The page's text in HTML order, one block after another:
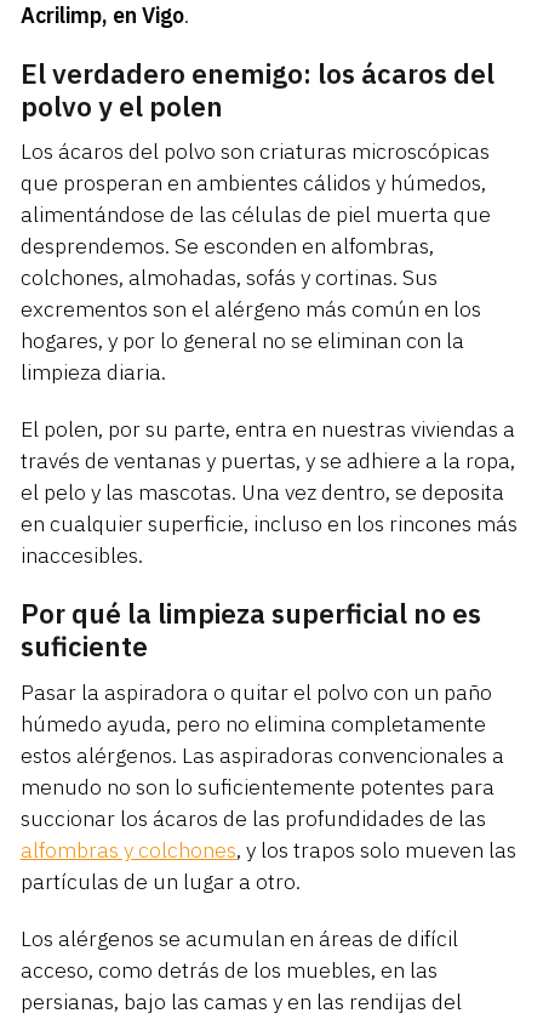
Acrilimp, en Vigo.
El verdadero enemigo: los ácaros del
polvo y el polen
Los ácaros del polvo son criaturas microscópicas
que prosperan en ambientes cálidos y húmedos,
alimentándose de las células de piel muerta que
desprendemos. Se esconden en alfombras,
colchones, almohadas, sofás y cortinas. Sus
excrementos son el alérgeno más común en los
hogares, y por lo general no se eliminan con la
limpieza diaria.
El polen, por su parte, entra en nuestras viviendas a
través de ventanas y puertas, y se adhiere a la ropa,
el pelo y las mascotas. Una vez dentro, se deposita
en cualquier superficie, incluso en los rincones más
inaccesibles.
Por qué la limpieza superficial no es
suficiente
Pasar la aspiradora o quitar el polvo con un paño
húmedo ayuda, pero no elimina completamente
estos alérgenos. Las aspiradoras convencionales a
menudo no son lo suficientemente potentes para
succionar los ácaros de las profundidades de las
alfombras y colchones, y los trapos solo mueven las
partículas de un lugar a otro.
Los alérgenos se acumulan en áreas de difícil
acceso, como detrás de los muebles, en las
persianas, bajo las camas y en las rendijas del